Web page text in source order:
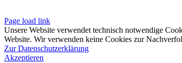
Page load link
Unsere Website verwendet technisch notwendige
Website. Wir verwenden keine Cookies zur
Zur Datenschutzerklärung
Akzeptieren